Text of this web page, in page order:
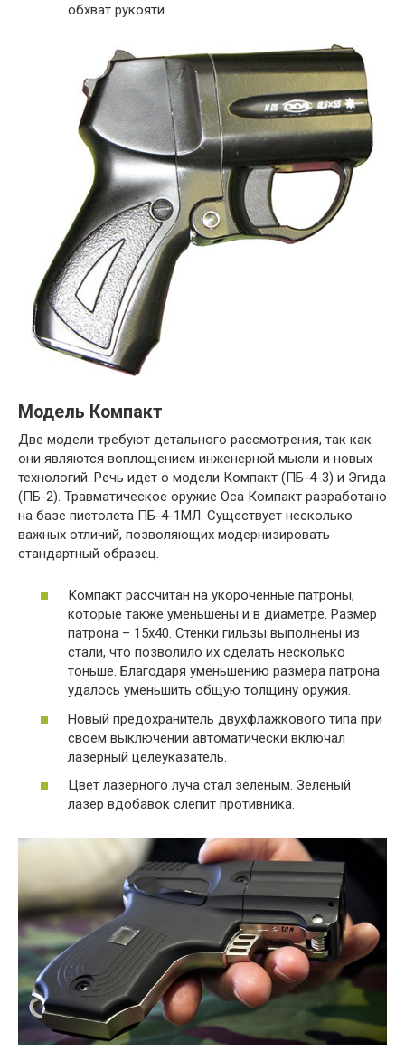
обхват рукояти.
Модель Компакт
Две модели требуют детального рассмотрения, так как
они являются воплощением инженерной мысли и новых
технологий. Речь идет о модели Компакт (ПБ-4-3) и Эгида
(ПБ-2). Травматическое оружие Оса Компакт разработано
на базе пистолета ПБ-4-1МЛ. Существует несколько
важных отличий, позволяющих модернизировать
стандартный образец.
Компакт рассчитан на укороченные патроны,
которые также уменьшены и в диаметре. Размер
патрона – 15х40. Стенки гильзы выполнены из
стали, что позволило их сделать несколько
тоньше. Благодаря уменьшению размера патрона
удалось уменьшить общую толщину оружия.
Новый предохранитель двухфлажкового типа при
своем выключении автоматически включал
лазерный целеуказатель.
Цвет лазерного луча стал зеленым. Зеленый
лазер вдобавок слепит противника.